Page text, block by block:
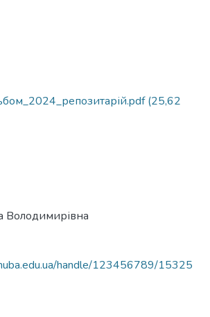
(25,62
Володимирівна
handle/123456789/15325